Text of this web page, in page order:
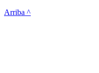
Arriba ^